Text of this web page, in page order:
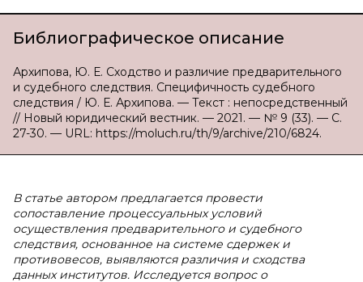
Библиографическое описание
Архипова, Ю. Е. Сходство и различие предварительного
и судебного следствия. Специфичность судебного
следствия / Ю. Е. Архипова. — Текст : непосредственный
// Новый юридический вестник. — 2021. — № 9 (33). — С.
27-30. — URL: https://moluch.ru/th/9/archive/210/6824.
В статье автором предлагается провести
сопоставление процессуальных условий
осуществления предварительного и судебного
следствия, основанное на системе сдержек и
противовесов, выявляются различия и сходства
данных институтов. Исследуется вопрос о